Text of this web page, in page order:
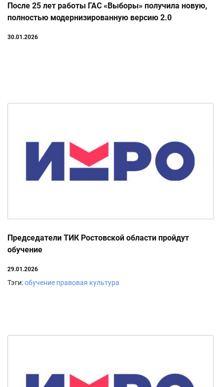
После 25 лет работы ГАС «Выборы» получила новую,
полностью модернизированную версию 2.0
30.01.2026
Председатели ТИК Ростовской области пройдут
обучение
29.01.2026
Тэги:обучение правовая культура